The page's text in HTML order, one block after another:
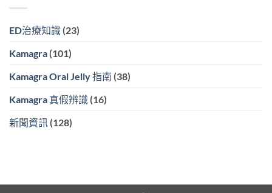
ED治療知識 (23)
Kamagra (101)
Kamagra Oral Jelly 指南 (38)
Kamagra 真假辨識 (16)
新聞資訊 (128)